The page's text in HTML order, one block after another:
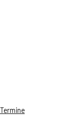
Termine